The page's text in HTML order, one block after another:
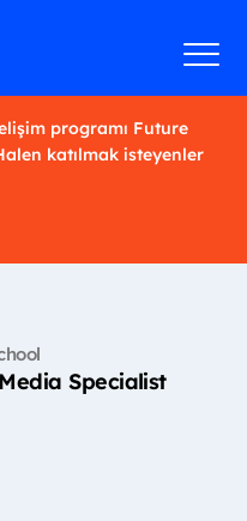
programı Future
katılmak isteyenler
Specialist